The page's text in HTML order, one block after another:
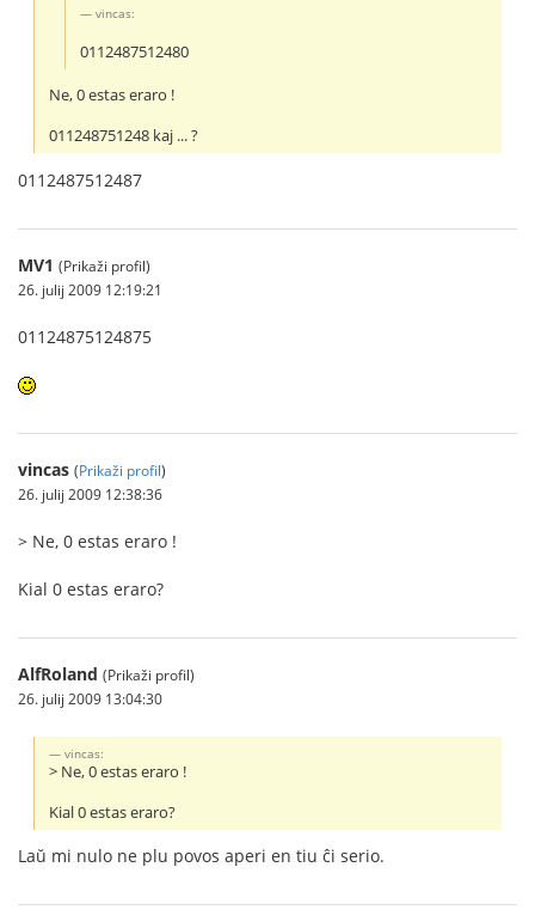
vincas:
0112487512480
Ne, 0 estas eraro !
011248751248 kaj ... ?
0112487512487
MV1 (Prikaži profil)
26. julij 2009 12:19:21
01124875124875
vincas (Prikaži profil)
26. julij 2009 12:38:36
> Ne, 0 estas eraro !
Kial 0 estas eraro?
AlfRoland (Prikaži profil)
26. julij 2009 13:04:30
vincas:
> Ne, 0 estas eraro !
Kial 0 estas eraro?
Laŭ mi nulo ne plu povos aperi en tiu ĉi serio.